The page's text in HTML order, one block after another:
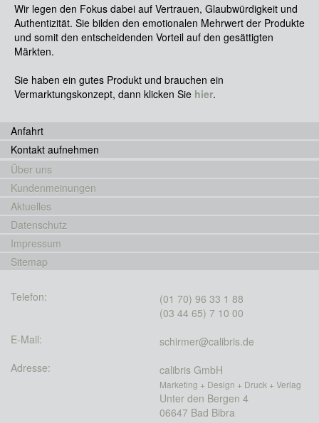
Wir legen den Fokus dabei auf Vertrauen, Glaubwürdigkeit und
Authentizität. Sie bilden den emotionalen Mehrwert der Produkte
und somit den entscheidenden Vorteil auf den gesättigten
Märkten.
Sie haben ein gutes Produkt und brauchen ein
Vermarktungskonzept, dann klicken Sie hier.
Anfahrt
Kontakt aufnehmen
Über uns
Kundenmeinungen
Aktuelles
Datenschutz
Impressum
Sitemap
Telefon:
(01 70) 96 33 1 88
(03 44 65) 7 10 00
E-Mail:
schirmer@calibris.de
Adresse:
calibris GmbH
Marketing + Design + Druck + Verlag
Unter den Bergen 4
06647 Bad Bibra